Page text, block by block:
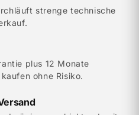
strenge technische
plus 12 Monate
ohne Risiko.